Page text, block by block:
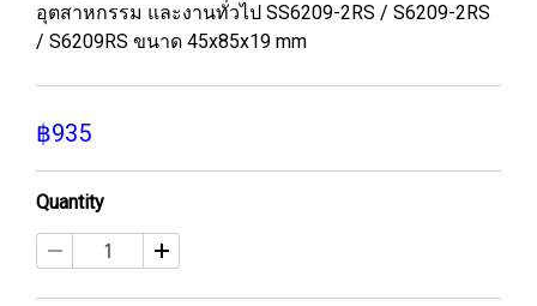
อุตสาหกรรม และงานทั่วไป SS6209-2RS / S6209-2RS
/ S6209RS ขนาด 45x85x19 mm
฿935
Quantity